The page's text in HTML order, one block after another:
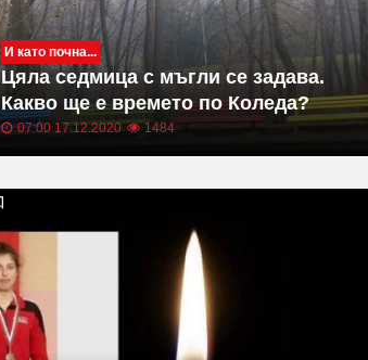
И като почна...
Цяла седмица с мъгли се задава.
Какво ще е времето по Коледа?
07:00 17.12.2020 1484